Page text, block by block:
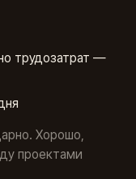
трудозатрат —
Хорошо,
проектами